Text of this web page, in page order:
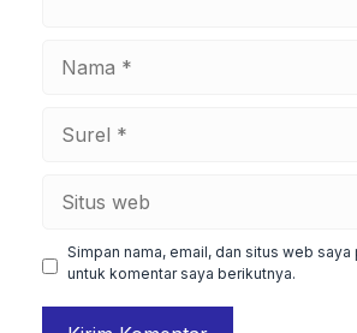
Simpan nama, email, dan situs web saya
untuk komentar saya berikutnya.